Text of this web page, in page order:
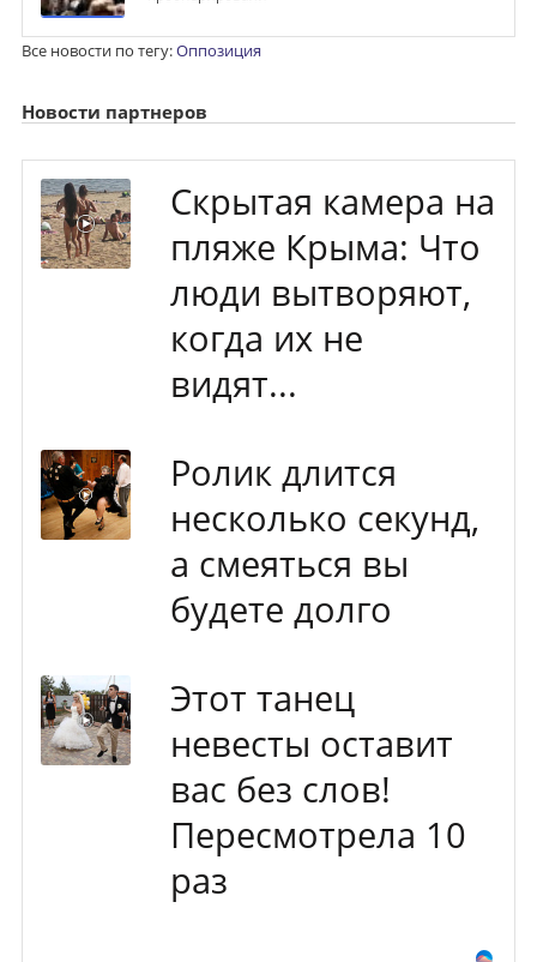
Все новости по тегу:Оппозиция
Новости партнеров
Скрытая камера на
пляже Крыма: Что
люди вытворяют,
когда их не
видят...
Ролик длится
несколько секунд,
а смеяться вы
будете долго
Этот танец
невесты оставит
вас без слов!
Пересмотрела 10
раз